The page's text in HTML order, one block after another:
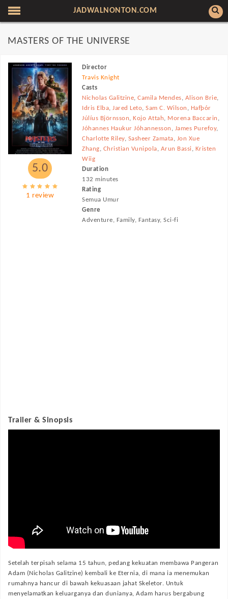
JADWALNONTON.COM
MASTERS OF THE UNIVERSE
5.0
1 review
Director
Travis Knight
Casts
Nicholas Galitzine,Camila Mendes, Alison Brie,
Idris Elba,Jared Leto,Sam C. Wilson , Hafþór
Júlíus Björnsson,Kojo Attah, Morena Baccarin ,
Jóhannes Haukur Jóhannesson , James Purefoy,
Charlotte Riley, Sasheer Zamata, Jon Xue
Zhang, Christian Vunipola, Arun Bassi, Kristen
Wiig
Duration
132 minutes
Rating
Semua Umur
Genre
Adventure, Family, Fantasy, Sci-fi
Trailer & Sinopsis
Setelah terpisah selama 15 tahun, pedang kekuatan membawa Pangeran
Adam (Nicholas Galitzine) kembali ke Eternia, di mana ia menemukan
rumahnya hancur di bawah kekuasaan jahat Skeletor. Untuk
menyelamatkan keluarganya dan dunianya, Adam harus bergabung